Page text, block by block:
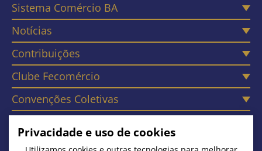
Sistema Comércio BA
Notícias
Contribuições
Clube Fecomércio
Convenções Coletivas
Contato
Privacidade e uso de cookies